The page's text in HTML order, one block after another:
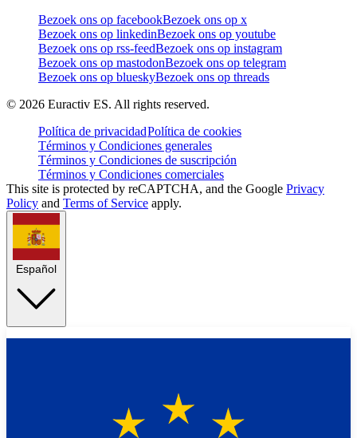
Bezoek ons op facebookBezoek ons op x
Bezoek ons op linkedinBezoek ons op youtube
Bezoek ons op rss-feedBezoek ons op instagram
Bezoek ons op mastodonBezoek ons op telegram
Bezoek ons op blueskyBezoek ons op threads
© 2026 Euractiv ES. All rights reserved.
Política de privacidadPolítica de cookies
Términos y Condiciones generales
Términos y Condiciones de suscripción
Términos y Condiciones comerciales
This site is protected by reCAPTCHA, and the Google Privacy
Policy and Terms of Service apply.
Español